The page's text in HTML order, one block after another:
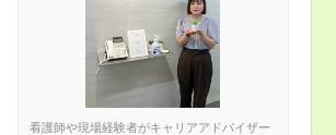
看護師や現場経験者がキャリアアドバイザー